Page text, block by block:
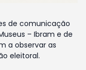
de comunicação
– Ibram e de
a observar as
eleitoral.